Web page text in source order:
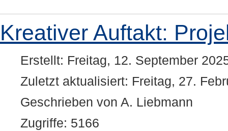
Kreativer Auftakt:
Erstellt: Freitag, 12. September
Zuletzt aktualisiert: Freitag, 27.
Geschrieben von A. Liebmann
Zugriffe: 5166